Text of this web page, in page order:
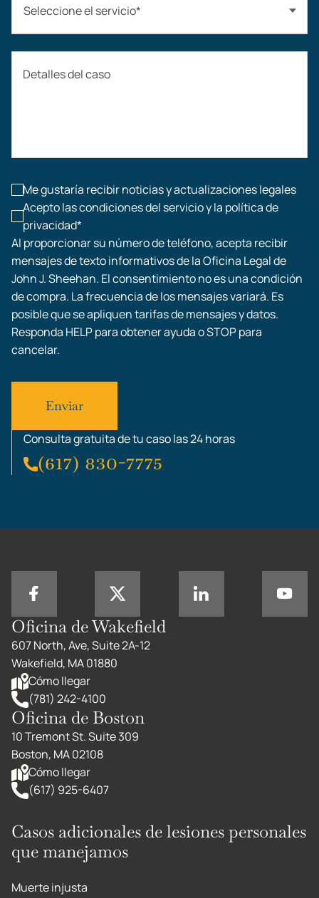
Seleccione el servicio*
Accidentes automovilísticos
Lesiones laborales
Detalles del caso
Me gustaría recibir noticias y actualizaciones legales
Acepto las condiciones del servicio y la política de
privacidad*
Al proporcionar su número de teléfono, acepta recibir
mensajes de texto informativos de la Oficina Legal de
John J. Sheehan. El consentimiento no es una condición
de compra. La frecuencia de los mensajes variará. Es
posible que se apliquen tarifas de mensajes y datos.
Responda HELP para obtener ayuda o STOP para
cancelar.
Consulta gratuita de tu caso las 24 horas
(617) 830-7775
Oficina de Wakefield
607 North, Ave, Suite 2A-12
Wakefield, MA 01880
Cómo llegar
(781) 242-4100
Oficina de Boston
10 Tremont St. Suite 309
Boston, MA 02108
Cómo llegar
(617) 925-6407
Casos adicionales de lesiones personales
que manejamos
Muerte injusta